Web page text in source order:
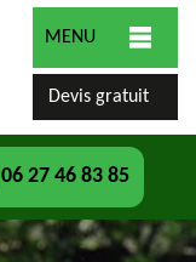
MENU
Devis gratuit
06 27 46 83 85